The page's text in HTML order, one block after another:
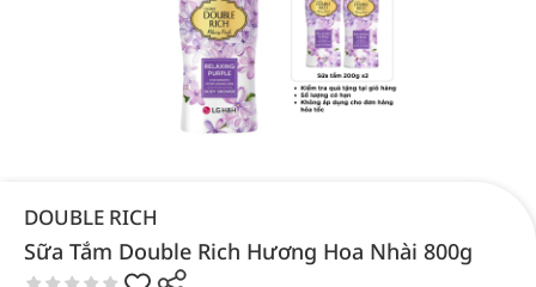
DOUBLE RICH
Sữa Tắm Double Rich Hương Hoa Nhài 800g